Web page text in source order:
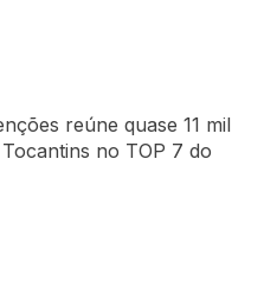
reúne quase 11 mil
no TOP 7 do